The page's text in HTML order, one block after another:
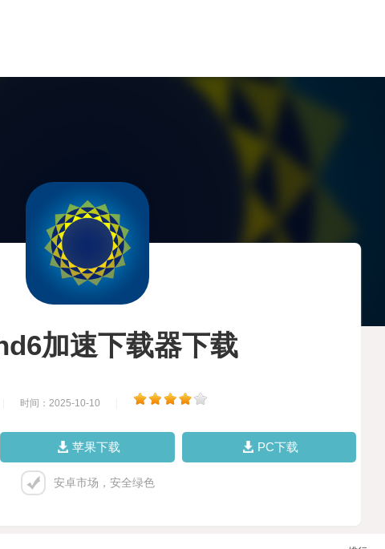
加速下载器下载
时间：2025-10-10
苹果下载 PC下载
安卓市场，安全绿色